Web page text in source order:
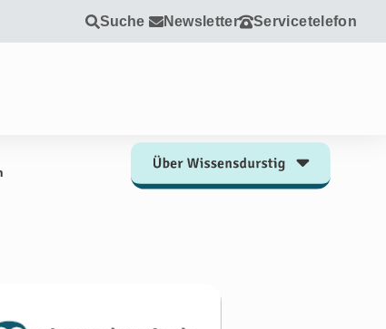
Suche Newsletter Servicetelefon